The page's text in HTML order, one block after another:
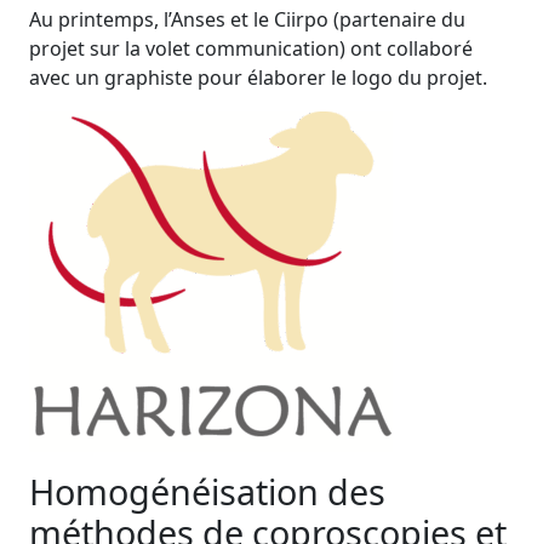
Au printemps, l’Anses et le Ciirpo (partenaire du
projet sur la volet communication) ont collaboré
avec un graphiste pour élaborer le logo du projet.
Homogénéisation des
méthodes de coproscopies et